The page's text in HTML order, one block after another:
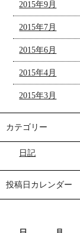
2015年9月
2015年7月
2015年6月
2015年4月
2015年3月
カテゴリー
日記
投稿日カレンダー